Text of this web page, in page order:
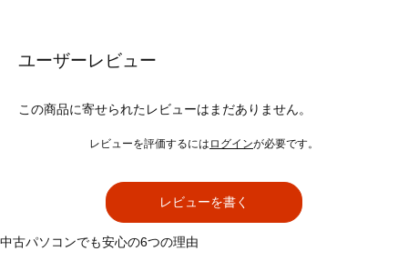
ユーザーレビュー
この商品に寄せられたレビューはまだありません。
レビューを評価するには ログインが必要です。
レビューを書く
中古パソコンでも安心の6つの理由